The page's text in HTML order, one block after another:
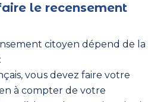
le recensement
citoyen dépend de la
vous devez faire votre
à compter de votre